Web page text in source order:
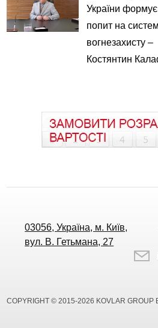
України
попит на
вогнезахисту –
Костянтин
03056, Україна, м. Київ,
вул. В. Гетьмана, 27
COPYRIGHT © 2015-2026 KOVLAR